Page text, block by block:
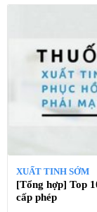
XUẤT TINH SỚM
[Tổng hợp] Top
cấp phép